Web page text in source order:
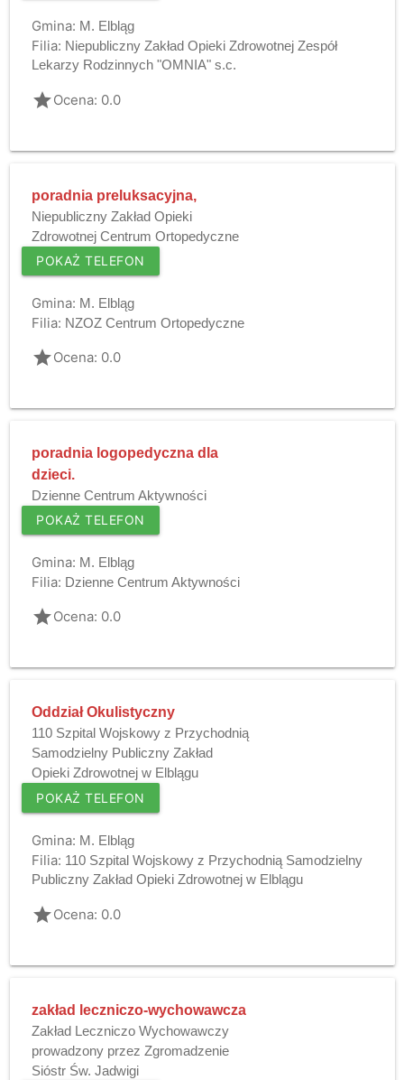
Gmina: M. Elbląg
Filia: Niepubliczny Zakład Opieki Zdrowotnej Zespół
Lekarzy Rodzinnych "OMNIA" s.c.
gradeOcena: 0.0
poradnia preluksacyjna,
Niepubliczny Zakład Opieki
Zdrowotnej Centrum Ortopedyczne
POKAŻ TELEFON
Gmina: M. Elbląg
Filia: NZOZ Centrum Ortopedyczne
gradeOcena: 0.0
poradnia logopedyczna dla
dzieci.
Dzienne Centrum Aktywności
POKAŻ TELEFON
Gmina: M. Elbląg
Filia: Dzienne Centrum Aktywności
gradeOcena: 0.0
Oddział Okulistyczny
110 Szpital Wojskowy z Przychodnią
Samodzielny Publiczny Zakład
Opieki Zdrowotnej w Elblągu
POKAŻ TELEFON
Gmina: M. Elbląg
Filia: 110 Szpital Wojskowy z Przychodnią Samodzielny
Publiczny Zakład Opieki Zdrowotnej w Elblągu
gradeOcena: 0.0
zakład leczniczo-wychowawcza
Zakład Leczniczo Wychowawczy
prowadzony przez Zgromadzenie
Sióstr Św. Jadwigi